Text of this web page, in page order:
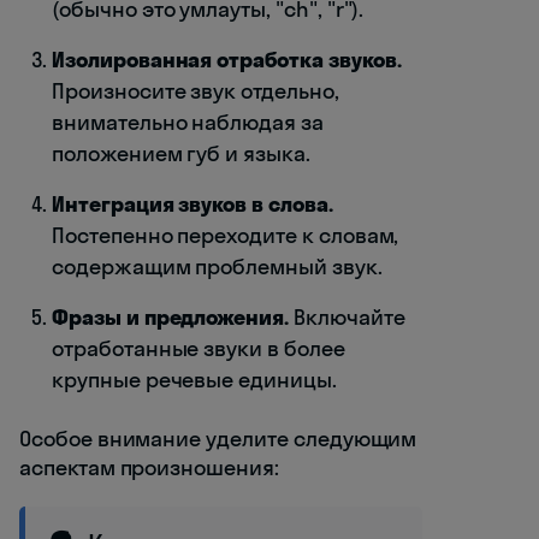
(обычно это умлауты, "ch", "r").
Изолированная отработка звуков.
Произносите звук отдельно,
внимательно наблюдая за
положением губ и языка.
Интеграция звуков в слова.
Постепенно переходите к словам,
содержащим проблемный звук.
Фразы и предложения. Включайте
отработанные звуки в более
крупные речевые единицы.
Особое внимание уделите следующим
аспектам произношения: